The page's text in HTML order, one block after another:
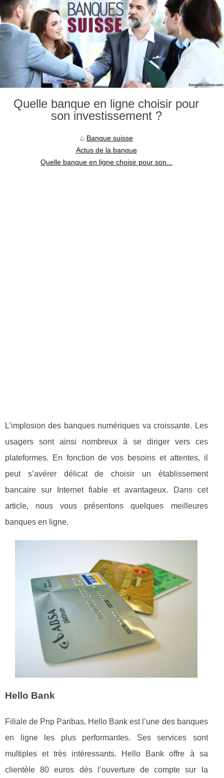
Quelle banque en ligne choisir pour
son investissement ?
Banque suisse
Actus de la banque
Quelle banque en ligne choisir pour son...
L’implosion des banques numériques va croissante. Les
usagers sont ainsi nombreux à se diriger vers ces
plateformes. En fonction de vos besoins et attentes, il
peut s’avérer délicat de choisir un établissement
bancaire sur Internet fiable et avantageux. Dans cet
article, nous vous présentons quelques meilleures
banques en ligne.
Hello Bank
Filiale de Pnp Paribas, Hello Bank est l’une des banques
en ligne les plus performantes. Ses services sont
multiples et très intéressants. Hello Bank offre à sa
clientèle 80 euros dès l’ouverture de compte sur la